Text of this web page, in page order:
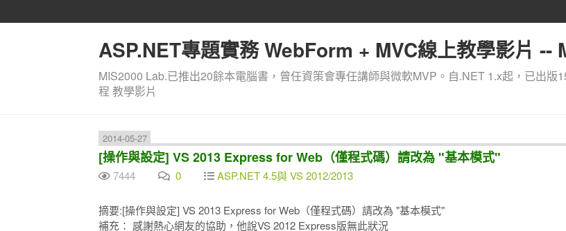
ASP.NET專題實務 WebForm + MVC線上教學影片 --
MIS2000 Lab.已推出20餘本電腦書，曾任資策會專任講師與微軟MVP。自.NET 1.x起，已出
程 教學影片
2014-05-27
[操作與設定] VS 2013 Express for Web（僅程式碼）請改為 "基本模式"
7444 0 ASP.NET 4.5與 VS 2012/2013
摘要:[操作與設定] VS 2013 Express for Web（僅程式碼）請改為 "基本模式"
補充： 感謝熱心網友的協助，他說VS 2012 Express版無此狀況